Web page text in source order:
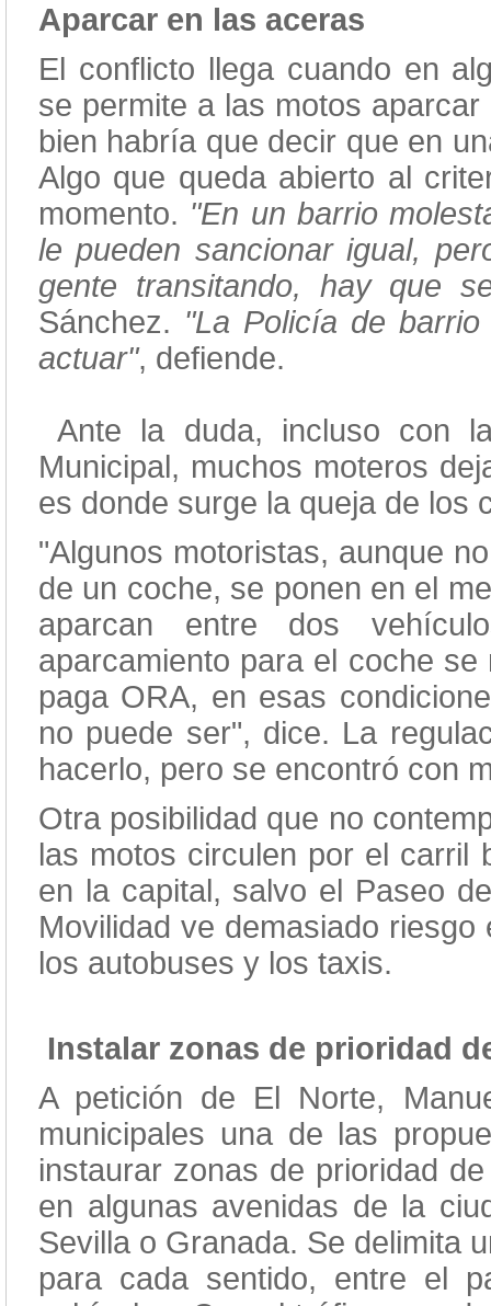
Aparcar en las aceras
El conflicto llega cuando en
se permite a las motos
bien habría que decir que en
Algo que queda abierto al
momento. "En un barrio
le pueden sancionar igual,
gente transitando, hay que
Sánchez. "La Policía de
actuar", defiende.
Ante la duda, incluso con
Municipal, muchos moteros
es donde surge la queja de los
"Algunos motoristas, aunque
de un coche, se ponen en el
aparcan entre dos
aparcamiento para el coche
paga ORA, en esas
no puede ser", dice. La
hacerlo, pero se encontró con
Otra posibilidad que no
las motos circulen por el carril
en la capital, salvo el Paseo
Movilidad ve demasiado
los autobuses y los taxis.
Instalar zonas de prioridad
A petición de El Norte,
municipales una de las
instaurar zonas de prioridad
en algunas avenidas de la
Sevilla o Granada. Se delimita
para cada sentido, entre el